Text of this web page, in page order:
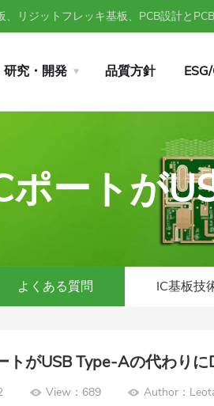
リジットフレッキ基板、PCB設計と
研究・開発 品質方針
ートが
よくある質問 IC基板技
トがUSB Type-Aの代わりに
View：689 Author：